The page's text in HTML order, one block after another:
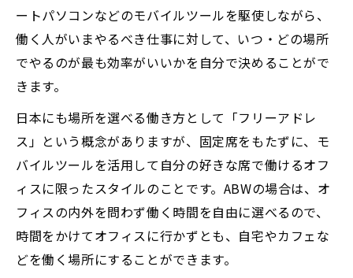
ートパソコンなどのモバイルツールを駆使しながら、
働く人がいまやるべき仕事に対して、いつ・どの場所
でやるのが最も効率がいいかを自分で決めることがで
きます。
日本にも場所を選べる働き方として「フリーアドレ
ス」という概念がありますが、固定席をもたずに、モ
バイルツールを活用して自分の好きな席で働けるオフ
ィスに限ったスタイルのことです。ABWの場合は、オ
フィスの内外を問わず働く時間を自由に選べるので、
時間をかけてオフィスに行かずとも、自宅やカフェな
どを働く場所にすることができます。